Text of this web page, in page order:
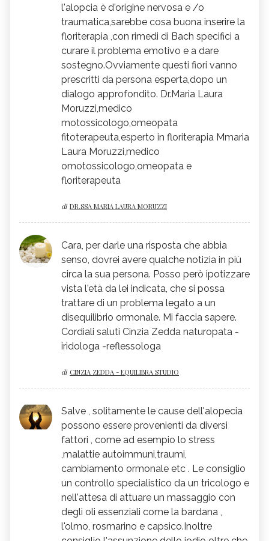
l'alopcia è d'origine nervosa e /o
traumatica,sarebbe cosa buona inserire la
floriterapia ,con rimedi di Bach specifici a
curare il problema emotivo e a dare
sostegno.Ovviamente questi fiori vanno
prescritti da persona esperta,dopo un
dialogo approfondito. Dr.Maria Laura
Moruzzi,medico
motossicologo,omeopata
fitoterapeuta,esperto in floriterapia Mmaria
Laura Moruzzi,medico
omotossicologo,omeopata e
floriterapeuta
di DR.SSA MARIA LAURA MORUZZI
Cara, per darle una risposta che abbia
senso, dovrei avere qualche notizia in più
circa la sua persona. Posso però ipotizzare
vista l'età da lei indicata, che si possa
trattare di un problema legato a un
disequilibrio ormonale. Mi faccia sapere.
Cordiali saluti Cinzia Zedda naturopata -
iridologa -reflessologa
di CINZIA ZEDDA - EQUILIBRA STUDIO
Salve , solitamente le cause dell'alopecia
possono essere provenienti da diversi
fattori , come ad esempio lo stress
,malattie autoimmuni,traumi,
cambiamento ormonale etc . Le consiglio
un controllo specialistico da un tricologo e
nell'attesa di attuare un massaggio con
degli oli essenziali come la bardana ,
l'olmo, rosmarino e capsico.Inoltre